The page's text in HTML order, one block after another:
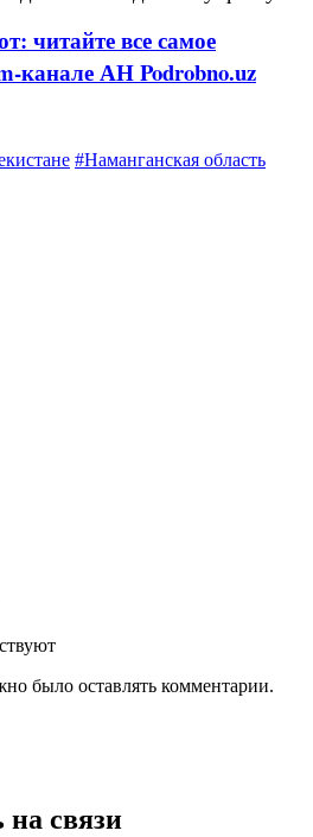
читайте все самое
канале АН Podrobno.uz
#Наманганская область
было оставлять комментарии.
на связи